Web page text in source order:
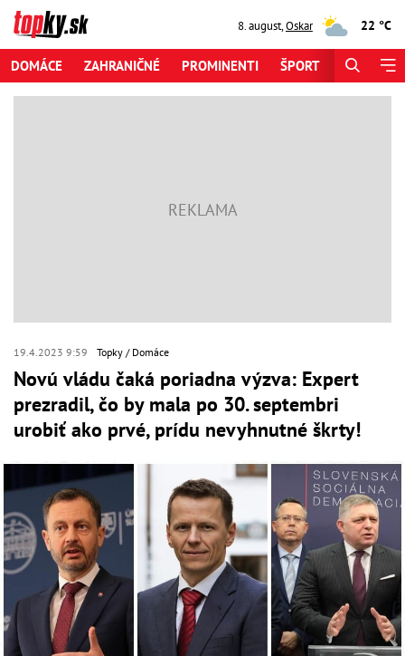
8. august,Oskar 22 °C
DOMÁCE ZAHRANIČNÉ PROMINENTI ŠPORT
19.4.2023 9:59 Topky Domáce
Novú vládu čaká poriadna výzva: Expert
prezradil, čo by mala po 30. septembri
urobiť ako prvé, prídu nevyhnutné škrty!